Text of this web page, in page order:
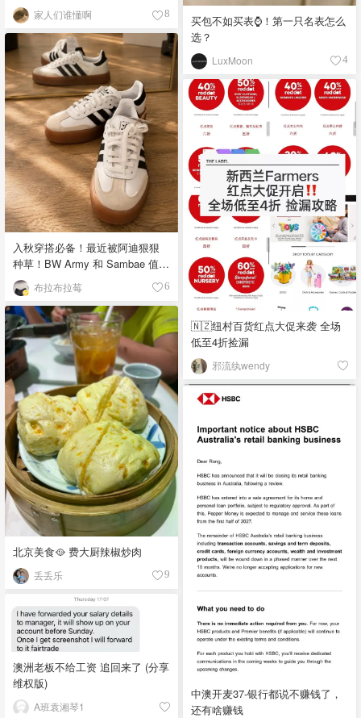
买包不如买表⌚️！第一只名表怎么
选？
LuxMoon 4
家人们谁懂啊 8
入秋穿搭必备！最近被阿迪狠狠
种草！BW Army 和 Sambae 值得
拥有！布拉布拉莓 6
🇳🇿纽村百货红点大促来袭 全场
低至4折捡漏
邪流纨wendy
北京美食🥘 费大厨辣椒炒肉
丢丢乐 9
中澳开麦37-银行都说不赚钱了，
还有啥赚钱
澳洲老板不给工资 追回来了 (分享
维权版)
A班袁湘琴1